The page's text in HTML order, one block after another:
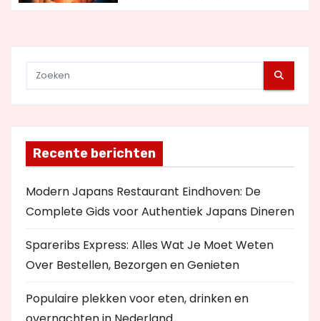
e
Recente berichten
Modern Japans Restaurant Eindhoven: De
Complete Gids voor Authentiek Japans Dineren
Spareribs Express: Alles Wat Je Moet Weten
Over Bestellen, Bezorgen en Genieten
Populaire plekken voor eten, drinken en